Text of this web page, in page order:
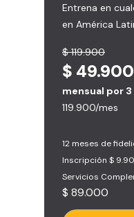
Entrena en
en América
$ 119.900
$
mensual por
119.900/mes
12 meses de
Inscripción $
Servicios
$ 89.000